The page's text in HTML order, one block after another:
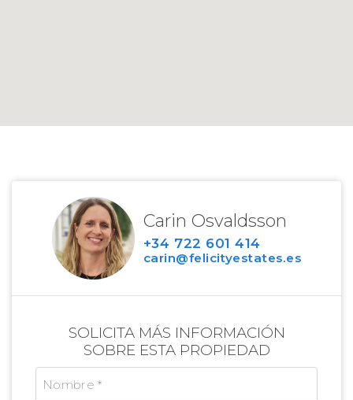
Carin Osvaldsson
+34 722 601 414
carin@felicityestates.es
SOLICITA MÁS INFORMACIÓN
SOBRE ESTA PROPIEDAD